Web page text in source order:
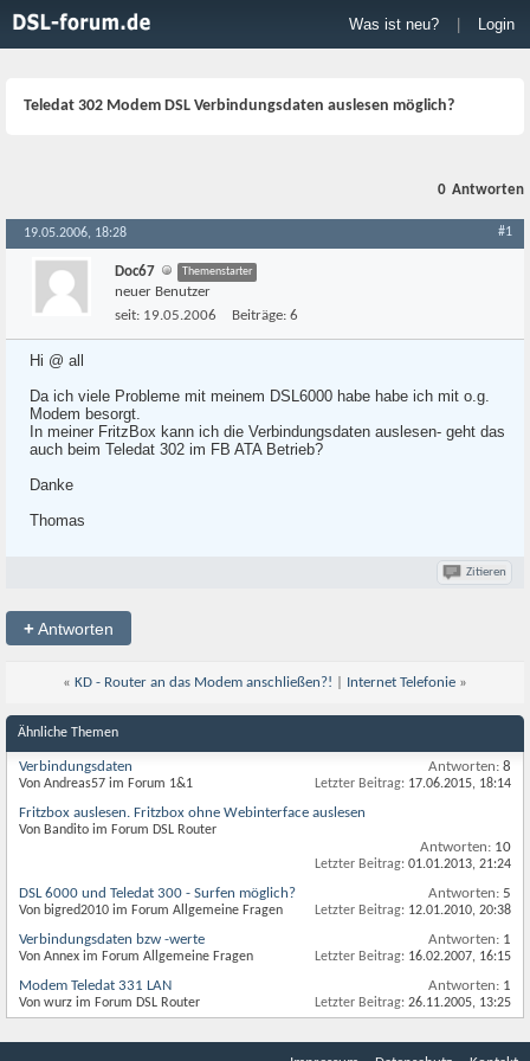
Was ist neu? Login
Teledat 302 Modem DSL Verbindungsdaten auslesen möglich?
0 Antworten
19.05.2006, 18:28 #1
Doc67 Themenstarter
neuer Benutzer
seit: 19.05.2006 Beiträge: 6
Hi @ all
Da ich viele Probleme mit meinem DSL6000 habe habe ich mit o.g.
Modem besorgt.
In meiner FritzBox kann ich die Verbindungsdaten auslesen- geht das
auch beim Teledat 302 im FB ATA Betrieb?
Danke
Thomas
Zitieren
+Antworten
« KD - Router an das Modem anschließen?! Internet Telefonie »
Ähnliche Themen
Verbindungsdaten
Von Andreas57 im Forum 1&1
Antworten: 8
Letzter Beitrag: 17.06.2015, 18:14
Fritzbox auslesen. Fritzbox ohne Webinterface auslesen
Von Bandito im Forum DSL Router
Antworten: 10
Letzter Beitrag: 01.01.2013, 21:24
DSL 6000 und Teledat 300 - Surfen möglich?
Von bigred2010 im Forum Allgemeine Fragen
Antworten: 5
Letzter Beitrag: 12.01.2010, 20:38
Verbindungsdaten bzw -werte
Von Annex im Forum Allgemeine Fragen
Antworten: 1
Letzter Beitrag: 16.02.2007, 16:15
Modem Teledat 331 LAN
Von wurz im Forum DSL Router
Antworten: 1
Letzter Beitrag: 26.11.2005, 13:25